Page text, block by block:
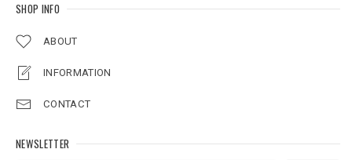
SHOP INFO
ABOUT
INFORMATION
CONTACT
NEWSLETTER